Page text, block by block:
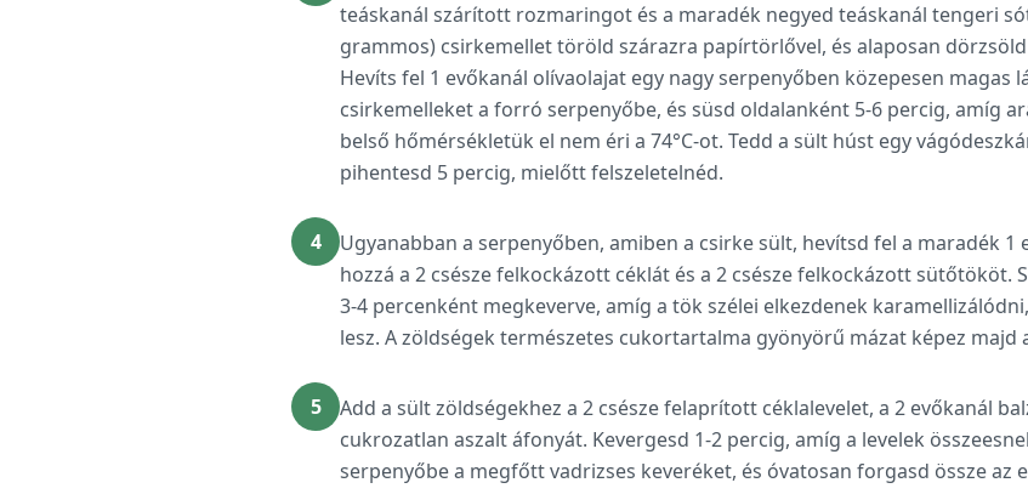
teáskanál szárított rozmaringot és a maradék negyed teáskanál tengeri
grammos) csirkemellet töröld szárazra papírtörlővel, és alaposan
Hevíts fel 1 evőkanál olívaolajat egy nagy serpenyőben közepesen magas
csirkemelleket a forró serpenyőbe, és süsd oldalanként 5-6 percig, amíg
belső hőmérsékletük el nem éri a 74°C-ot. Tedd a sült húst egy
pihentesd 5 percig, mielőtt felszeletelnéd.
4
Ugyanabban a serpenyőben, amiben a csirke sült, hevítsd fel a maradék 1
hozzá a 2 csésze felkockázott céklát és a 2 csésze felkockázott sütőtököt.
3-4 percenként megkeverve, amíg a tök szélei elkezdenek
lesz. A zöldségek természetes cukortartalma gyönyörű mázat képez majd
5
Add a sült zöldségekhez a 2 csésze felaprított céklalevelet, a 2 evőkanál
cukrozatlan aszalt áfonyát. Kevergesd 1-2 percig, amíg a levelek
serpenyőbe a megfőtt vadrizses keveréket, és óvatosan forgasd össze az